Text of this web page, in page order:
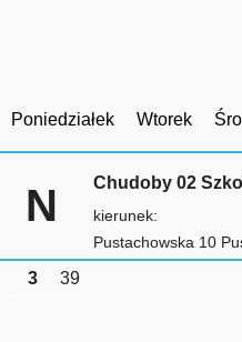
Poniedziałek Wtorek
N Chudoby 02
kierunek:
Pustachowska 10
3 39